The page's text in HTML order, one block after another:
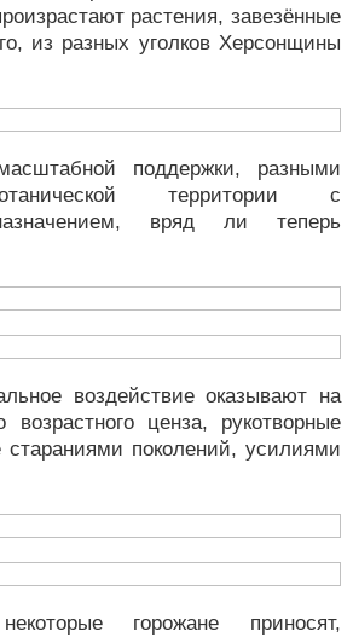
растения, завезённые
из разных уголков Херсонщины
поддержки, разными
территории с
вряд ли теперь
воздействие оказывают на
возрастного ценза, рукотворные
стараниями поколений, усилиями
горожане приносят,